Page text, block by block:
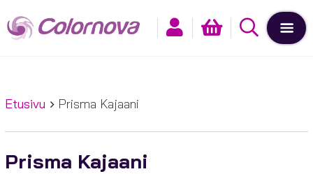
Etusivu Prisma Kajaani
Prisma Kajaani